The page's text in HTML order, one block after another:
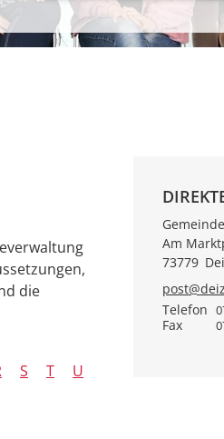
die
S T
U
Am
73779
Telefon
Fax